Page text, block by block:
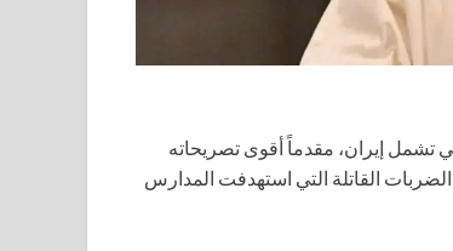
تشمل إيران، مقدماً أقوى تصريحاته
القاتلة التي استهدفت المدارس